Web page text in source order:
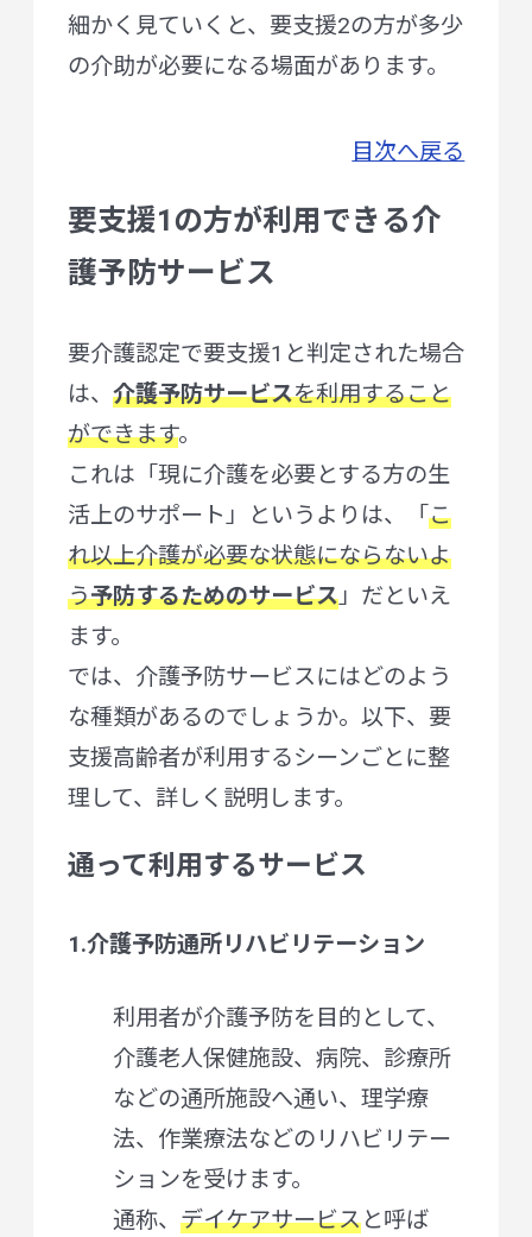
細かく見ていくと、要支援2の方が多少
の介助が必要になる場面があります。
目次へ戻る
要支援1の方が利用できる介
護予防サービス
要介護認定で要支援1と判定された場合
は、 介護予防サービスを利用すること
ができます。
これは「現に介護を必要とする方の生
活上のサポート」というよりは、「 こ
れ以上介護が必要な状態にならないよ
う予防するためのサービス」だといえ
ます。
では、介護予防サービスにはどのよう
な種類があるのでしょうか。以下、要
支援高齢者が利用するシーンごとに整
理して、詳しく説明します。
通って利用するサービス
1.介護予防通所リハビリテーション
利用者が介護予防を目的として、
介護老人保健施設、病院、診療所
などの通所施設へ通い、理学療
法、作業療法などのリハビリテー
ションを受けます。
通称、 デイケアサービスと呼ば